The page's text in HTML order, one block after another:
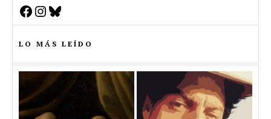
Facebook
Instagram
Bluesky
LO MÁS LEÍDO